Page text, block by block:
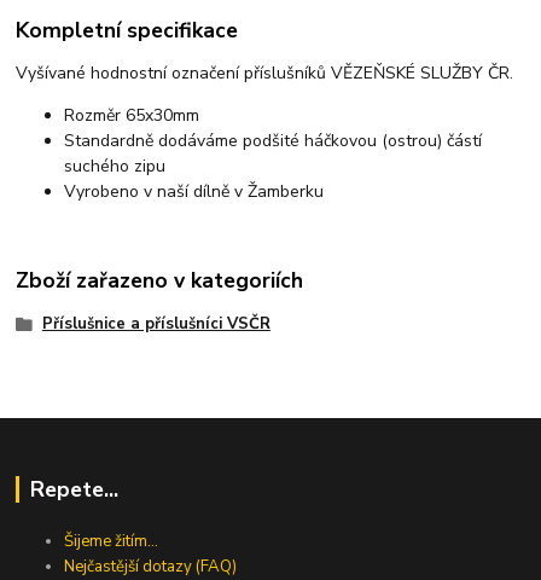
Kompletní specifikace
Vyšívané hodnostní označení příslušníků VĚZEŇSKÉ SLUŽBY ČR.
Rozměr 65x30mm
Standardně dodáváme podšité háčkovou (ostrou) částí
suchého zipu
Vyrobeno v naší dílně v Žamberku
Zboží zařazeno v kategoriích
Příslušnice a příslušníci VSČR
Repete...
Šijeme žitím...
Nejčastější dotazy (FAQ)